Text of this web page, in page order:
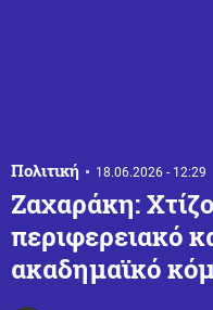
Πολιτική 18.06.2026 - 12:29
Ζαχαράκη:
περιφερειακό
ακαδημαϊκό